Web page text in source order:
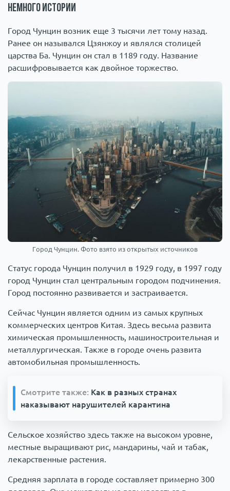
Немного истории
Город Чунцин возник еще 3 тысячи лет тому назад.
Ранее он назывался Цзянжоу и являлся столицей
царства Ба. Чунцин он стал в 1189 году. Название
расшифровывается как двойное торжество.
Город Чунцин. Фото взято из открытых источников
Статус города Чунцин получил в 1929 году, в 1997 году
город Чунцин стал центральным городом подчинения.
Город постоянно развивается и застраивается.
Сейчас Чунцин является одним из самых крупных
коммерческих центров Китая. Здесь весьма развита
химическая промышленность, машиностроительная и
металлургическая. Также в городе очень развита
автомобильная промышленность.
Смотрите также: Как в разных странах
наказывают нарушителей карантина
Сельское хозяйство здесь также на высоком уровне,
местные выращивают рис, мандарины, чай и табак,
лекарственные растения.
Средняя зарплата в городе составляет примерно 300